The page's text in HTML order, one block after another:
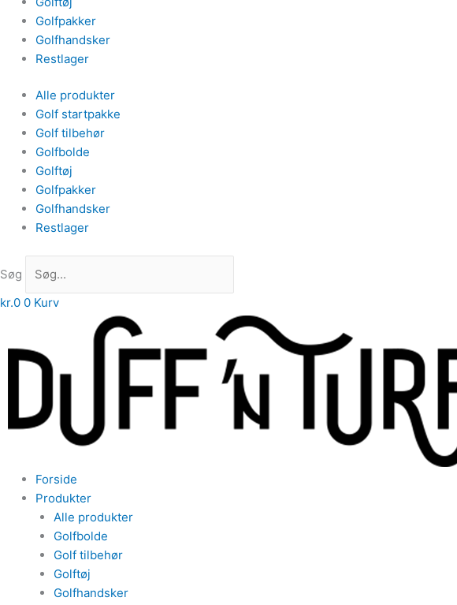
Golfpakker
Golfhandsker
Restlager
Alle produkter
Golf startpakke
Golf tilbehør
Golfbolde
Golftøj
Golfpakker
Golfhandsker
Restlager
Søg
kr.0 0 Kurv
Forside
Produkter
Alle produkter
Golfbolde
Golf tilbehør
Golftøj
Golfhandsker